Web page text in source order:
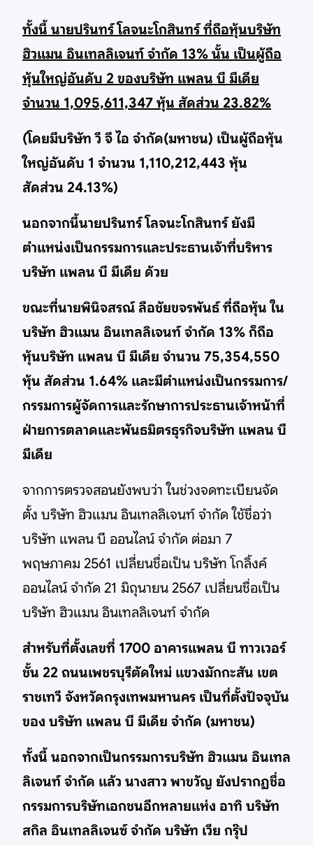
ทั้งนี้ นายปรินทร์ โลจนะโกสินทร์ ที่ถือหุ้นบริษัท
ฮิวแมน อินเทลลิเจนท์ จำกัด 13% นั้น เป็นผู้ถือ
หุ้นใหญ่อันดับ 2 ของบริษัท แพลน บี มีเดีย
จำนวน 1,095,611,347 หุ้น สัดส่วน 23.82%
(โดยมีบริษัท วี จี ไอ จำกัด(มหาชน) เป็นผู้ถือหุ้น
ใหญ่อันดับ 1 จำนวน 1,110,212,443 หุ้น
สัดส่วน 24.13%)
นอกจากนี้นายปรินทร์ โลจนะโกสินทร์ ยังมี
ตำแหน่งเป็นกรรมการและประธานเจ้าที่บริหาร
บริษัท แพลน บี มีเดีย ด้วย
ขณะที่นายพินิจสรณ์ ลือชัยขจรพันธ์ ที่ถือหุ้น ใน
บริษัท ฮิวแมน อินเทลลิเจนท์ จำกัด 13% ก็ถือ
หุ้นบริษัท แพลน บี มีเดีย จำนวน 75,354,550
หุ้น สัดส่วน 1.64% และมีตำแหน่งเป็นกรรมการ/
กรรมการผู้จัดการและรักษาการประธานเจ้าหน้าที่
ฝ่ายการตลาดและพันธมิตรธุรกิจบริษัท แพลน บี
มีเดีย
จากการตรวจสอนยังพบว่า ในช่วงจดทะเบียนจัด
ตั้ง บริษัท ฮิวแมน อินเทลลิเจนท์ จำกัด ใช้ชื่อว่า
บริษัท แพลน บี ออนไลน์ จำกัด ต่อมา 7
พฤษภาคม 2561 เปลี่ยนชื่อเป็น บริษัท โกลิ้งค์
ออนไลน์ จำกัด 21 มิถุนายน 2567 เปลี่ยนชื่อเป็น
บริษัท ฮิวแมน อินเทลลิเจนท์ จำกัด
สำหรับที่ตั้งเลขที่ 1700 อาคารแพลน บี ทาวเวอร์
ชั้น 22 ถนนเพชรบุรีตัดใหม่ แขวงมักกะสัน เขต
ราชเทวี จังหวัดกรุงเทพมหานคร เป็นที่ตั้งปัจจุบัน
ของ บริษัท แพลน บี มีเดีย จำกัด (มหาชน)
ทั้งนี้ นอกจากเป็นกรรมการบริษัท ฮิวแมน อินเทล
ลิเจนท์ จำกัด แล้ว นางสาว พาขวัญ ยังปรากฏชื่อ
กรรมการบริษัทเอกชนอีกหลายแห่ง อาทิ บริษัท
สกิล อินเทลลิเจนซ์ จำกัด บริษัท เวีย กรุ๊ป